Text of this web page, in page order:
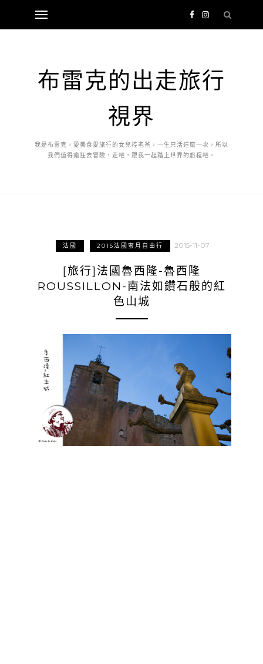
布雷克的出走旅行
視界
我是布雷克，愛美食愛旅行的女兒控老爸，一生只活這麼一次，所以
我們值得瘋狂去冒險，走吧，跟我一起踏上世界的旅程吧。
法國 2015法國蜜月自由行 2015-11-07
[旅行]法國魯西隆-魯西隆
ROUSSILLON-南法如鑽石般的紅
色山城